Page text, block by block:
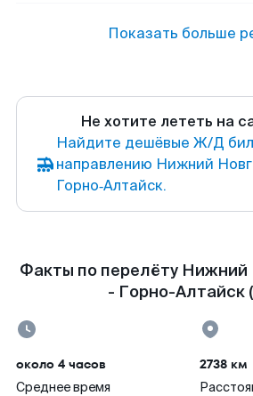
Показать больше
Не хотите лететь на
Найдите дешёвые Ж/Д
направлению Нижний
Горно‑Алтайск.
Факты по перелёту Нижний
- Горно-Алтайск
около 4 часов
Среднее время
2738 км